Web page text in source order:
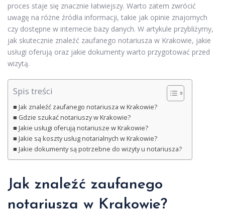
proces staje się znacznie łatwiejszy. Warto zatem zwrócić
uwagę na różne źródła informacji, takie jak opinie znajomych
czy dostępne w internecie bazy danych. W artykule przybliżymy,
jak skutecznie znaleźć zaufanego notariusza w Krakowie, jakie
usługi oferują oraz jakie dokumenty warto przygotować przed
wizytą.
Spis treści
Jak znaleźć zaufanego notariusza w Krakowie?
Gdzie szukać notariuszy w Krakowie?
Jakie usługi oferują notariusze w Krakowie?
Jakie są koszty usług notarialnych w Krakowie?
Jakie dokumenty są potrzebne do wizyty u notariusza?
Jak znaleźć zaufanego
notariusza w Krakowie?